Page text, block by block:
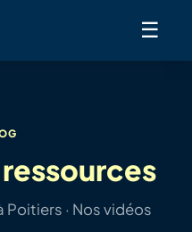
☰
ressources
· Nos vidéos